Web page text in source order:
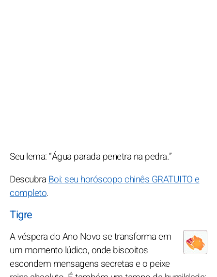
Seu lema: “Água parada penetra na pedra.”
Descubra Boi: seu horóscopo chinês GRATUITO e
completo.
Tigre
A véspera do Ano Novo se transforma em
um momento lúdico, onde biscoitos
escondem mensagens secretas e o peixe